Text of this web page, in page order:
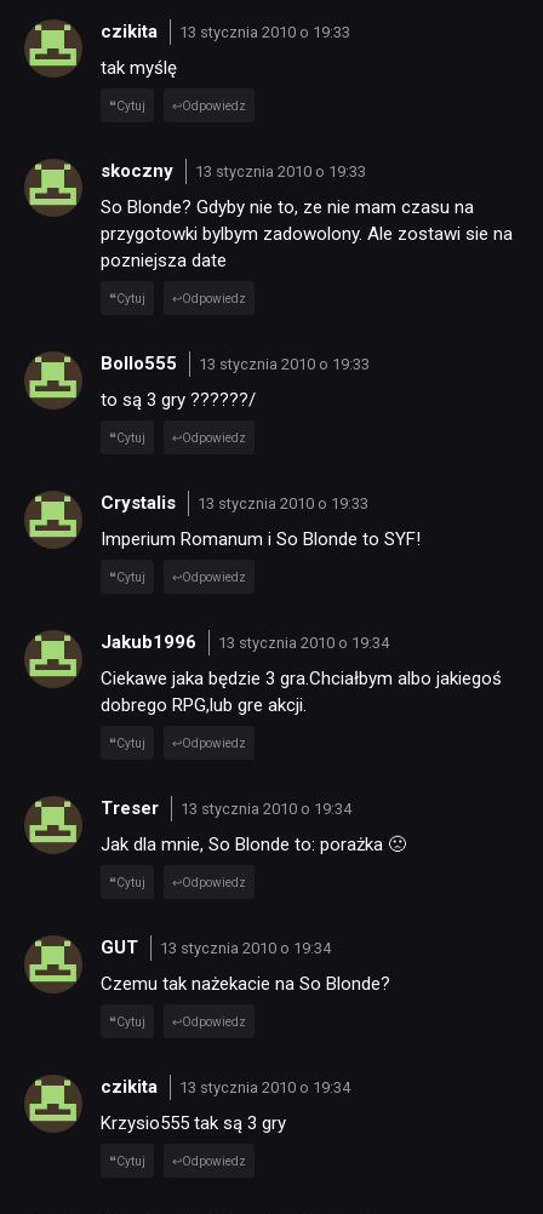
czikita 13 stycznia 2010 o 19:33
tak myślę
Cytuj Odpowiedz
skoczny 13 stycznia 2010 o 19:33
So Blonde? Gdyby nie to, ze nie mam czasu na
przygotowki bylbym zadowolony. Ale zostawi sie na
pozniejsza date
Cytuj Odpowiedz
Bollo555 13 stycznia 2010 o 19:33
to są 3 gry ??????/
Cytuj Odpowiedz
Crystalis 13 stycznia 2010 o 19:33
Imperium Romanum i So Blonde to SYF!
Cytuj Odpowiedz
Jakub1996 13 stycznia 2010 o 19:34
Ciekawe jaka będzie 3 gra.Chciałbym albo jakiegoś
dobrego RPG,lub gre akcji.
Cytuj Odpowiedz
Treser 13 stycznia 2010 o 19:34
Jak dla mnie, So Blonde to: porażka 🙁
Cytuj Odpowiedz
GUT 13 stycznia 2010 o 19:34
Czemu tak nażekacie na So Blonde?
Cytuj Odpowiedz
czikita 13 stycznia 2010 o 19:34
Krzysio555 tak są 3 gry
Cytuj Odpowiedz